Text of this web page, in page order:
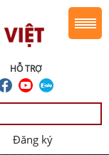
HỖ TRỢ
Đăng ký